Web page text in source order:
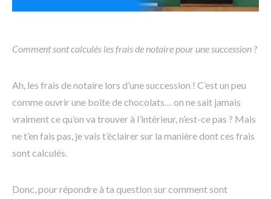
Comment sont calculés les frais de notaire pour une succession ?
Ah, les frais de notaire lors d’une succession ! C’est un peu
comme ouvrir une boîte de chocolats… on ne sait jamais
vraiment ce qu’on va trouver à l’intérieur, n’est-ce pas ? Mais
ne t’en fais pas, je vais t’éclairer sur la manière dont ces frais
sont calculés.
Donc, pour répondre à ta question sur comment sont